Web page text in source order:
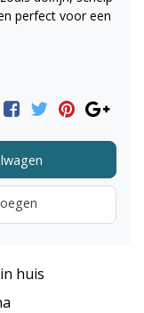
perfect voor een
huis